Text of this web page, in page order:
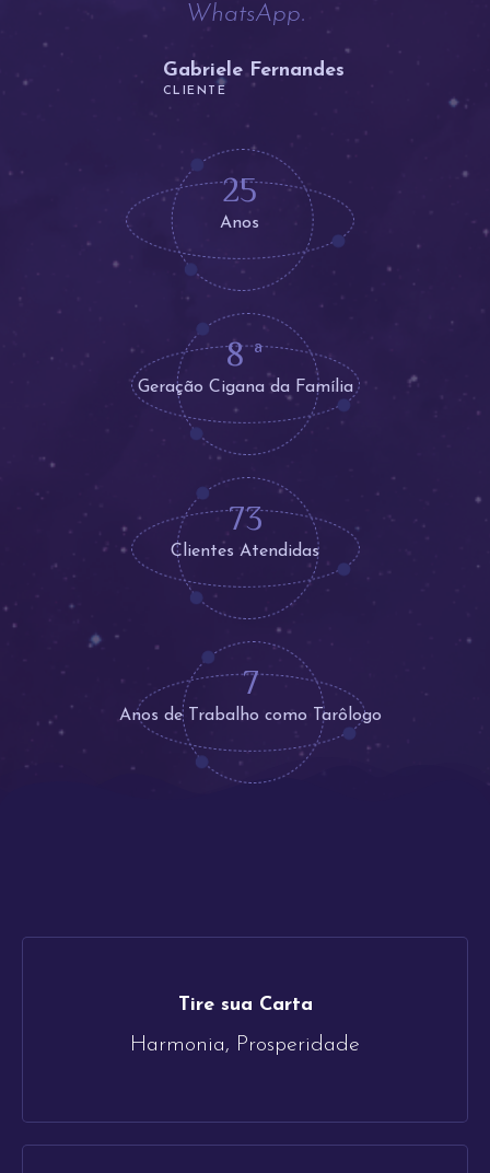
WhatsApp.
Gabriele Fernandes
CLIENTE
25
Anos
8 ª
Geração Cigana da Família
73
Clientes Atendidas
7
Anos de Trabalho como Tarôlogo
Tire sua Carta
Harmonia, Prosperidade